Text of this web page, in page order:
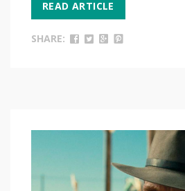
READ ARTICLE
SHARE: